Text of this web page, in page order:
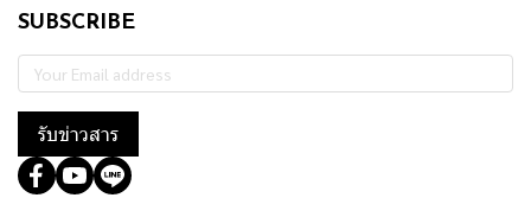
SUBSCRIBE
รับข่าวสาร